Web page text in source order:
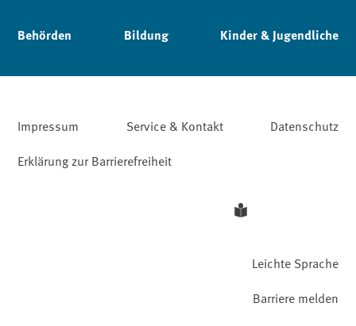
Behörden Bildung Kinder & Jugendliche
Impressum Service & Kontakt
Datenschutz
Erklärung zur Barrierefreiheit
Leichte Sprache
Barriere melden